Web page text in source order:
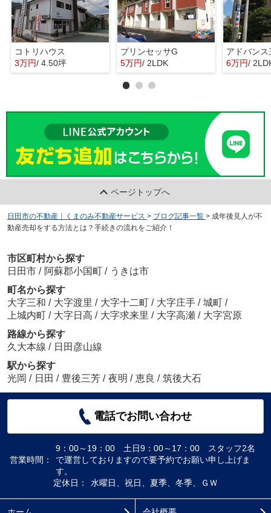
コトリハウス
3万円/ 4.50坪
プリンセッサG
5万円/ 2LDK
アドバンス
6万円/
ページトップへ
日田市の不動産｜くまのみ不動産サービス > ブログ記事一覧 > 成年後見人が不
動産売却をする方法とは？手続きの流れをご紹介！
市区町村から探す
日田市 / 阿蘇郡小国町 / うきは市
町名から探す
大字三和 / 大字渡里 / 大字十二町 / 大字庄手 / 城町 /
上城内町 / 大字日高 / 大字求来里 / 大字高瀬 / 大字宮原
路線から探す
久大本線 / 日田彦山線
駅から探す
光岡 / 日田 / 豊後三芳 / 夜明 / 恵良 / 筑後大石
電話でお問い合わせ
営業時間：
9：00～19：00 土日9：00～17：00 スタッフ2名
で運営しておりますので要予約でお願い申し上げま
す。
定休日：
水曜日、祝日、夏季、冬季、ＧＷ